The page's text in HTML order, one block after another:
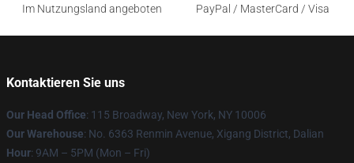
Im Nutzungsland angeboten
PayPal / MasterCard / Visa
Kontaktieren Sie uns
Our Head Office: 115 Broadway, New York, NY 10006
Our Warehouse: No. 6363 Renmin Avenue, Xigang District, Dalian
Hour: 9AM – 5PM (Mon – Fri)